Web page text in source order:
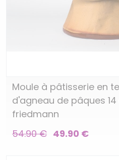
Moule à pâtisserie en
d'agneau de pâques
friedmann
54.90 € 49.90 €